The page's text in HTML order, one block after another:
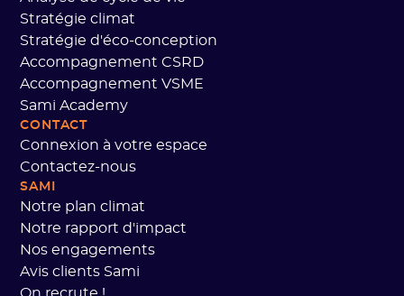
Stratégie climat
Stratégie d'éco-conception
Accompagnement CSRD
Accompagnement VSME
Sami Academy
CONTACT
Connexion à votre espace
Contactez-nous
SAMI
Notre plan climat
Notre rapport d'impact
Nos engagements
Avis clients Sami